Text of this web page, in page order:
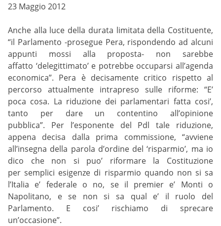
23 Maggio 2012
Anche alla luce della durata limitata della Costituente,
“il Parlamento -prosegue Pera, rispondendo ad alcuni
appunti mossi alla proposta- non sarebbe
affatto ‘delegittimato’ e potrebbe occuparsi all’agenda
economica”. Pera è decisamente critico rispetto al
percorso attualmente intrapreso sulle riforme: “E’
poca cosa. La riduzione dei parlamentari fatta cosi’,
tanto per dare un contentino all’opinione
pubblica”. Per l’esponente del Pdl tale riduzione,
appena decisa dalla prima commissione, “avviene
all’insegna della parola d’ordine del ‘risparmio’, ma io
dico che non si puo’ riformare la Costituzione
per semplici esigenze di risparmio quando non si sa
l’Italia e’ federale o no, se il premier e’ Monti o
Napolitano, e se non si sa qual e’ il ruolo del
Parlamento. E cosi’ rischiamo di sprecare
un’occasione”.